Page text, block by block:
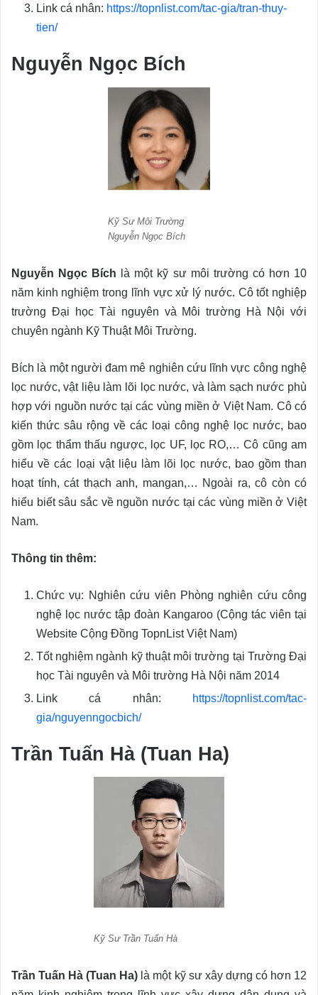
Link cá nhân: https://topnlist.com/tac-gia/tran-thuy-
tien/
Nguyễn Ngọc Bích
Kỹ Sư Môi Trường
Nguyễn Ngọc Bích
Nguyễn Ngọc Bích là một kỹ sư môi trường có hơn 10
năm kinh nghiệm trong lĩnh vực xử lý nước. Cô tốt nghiệp
trường Đại học Tài nguyên và Môi trường Hà Nội với
chuyên ngành Kỹ Thuật Môi Trường.
Bích là một người đam mê nghiên cứu lĩnh vực công nghệ
lọc nước, vật liệu làm lõi lọc nước, và làm sạch nước phù
hợp với nguồn nước tại các vùng miền ở Việt Nam. Cô có
kiến thức sâu rộng về các loại công nghệ lọc nước, bao
gồm lọc thẩm thấu ngược, lọc UF, lọc RO,… Cô cũng am
hiểu về các loại vật liệu làm lõi lọc nước, bao gồm than
hoạt tính, cát thạch anh, mangan,… Ngoài ra, cô còn có
hiểu biết sâu sắc về nguồn nước tại các vùng miền ở Việt
Nam.
Thông tin thêm:
Chức vụ: Nghiên cứu viên Phòng nghiên cứu công
nghệ lọc nước tập đoàn Kangaroo (Cộng tác viên tại
Website Cộng Đồng TopnList Việt Nam)
Tốt nghiệm ngành kỹ thuật môi trường tại Trường Đại
học Tài nguyên và Môi trường Hà Nội năm 2014
Link cá nhân:
https://topnlist.com/tac-
gia/nguyenngocbich/
Trần Tuấn Hà (Tuan Ha)
Kỹ Sư Trần Tuấn Hà
Trần Tuấn Hà (Tuan Ha) là một kỹ sư xây dựng có hơn 12